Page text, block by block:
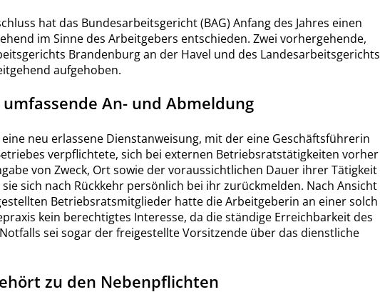
hat das Bundesarbeitsgericht (BAG) Anfang des Jahres einen
im Sinne des Arbeitgebers entschieden. Zwei vorhergehende,
Brandenburg an der Havel und des Landesarbeitsgerichts
aufgehoben.
An- und Abmeldung
neu erlassene Dienstanweisung, mit der eine Geschäftsführerin
verpflichtete, sich bei externen Betriebsratstätigkeiten vorher
von Zweck, Ort sowie der voraussichtlichen Dauer ihrer Tätigkeit
sich nach Rückkehr persönlich bei ihr zurückmelden. Nach Ansicht
Betriebsratsmitglieder hatte die Arbeitgeberin an einer solch
kein berechtigtes Interesse, da die ständige Erreichbarkeit des
sei sogar der freigestellte Vorsitzende über das dienstliche
zu den Nebenpflichten